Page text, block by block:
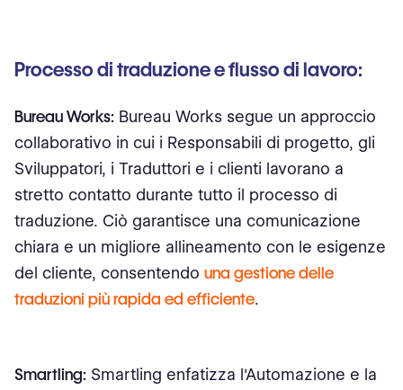
Processo di traduzione e flusso di lavoro:
Bureau Works: Bureau Works segue un approccio
collaborativo in cui i Responsabili di progetto, gli
Sviluppatori, i Traduttori e i clienti lavorano a
stretto contatto durante tutto il processo di
traduzione. Ciò garantisce una comunicazione
chiara e un migliore allineamento con le esigenze
del cliente, consentendo una gestione delle
traduzioni più rapida ed efficiente.
Smartling: Smartling enfatizza l'Automazione e la